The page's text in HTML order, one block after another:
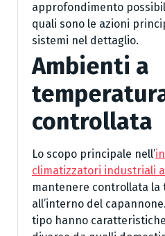
approfondimento
quali sono le azioni
sistemi nel dettaglio.
Ambienti a
controllata
Lo scopo principale nell’
climatizzatori industriali
mantenere controllata la
all’interno del
tipo hanno